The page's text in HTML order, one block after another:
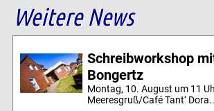
Weitere News
Schreibworkshop
Bongertz
Montag, 10. August um 11
Meeresgruß/Café Tant‘